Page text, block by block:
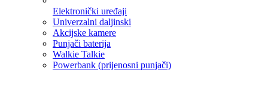
Elektronički uređaji
Univerzalni daljinski
Akcijske kamere
Punjači baterija
Walkie Talkie
Powerbank (prijenosni punjači)